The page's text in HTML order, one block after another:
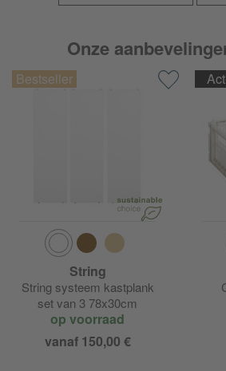
Onze
String
String systeem kastplank
set van 3 78x30cm
op voorraad
vanaf 150,00 €